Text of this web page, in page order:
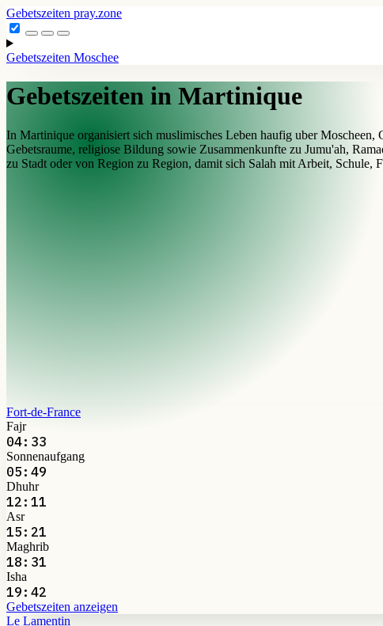
Gebetszeiten pray.zone
Gebetszeiten Moschee
Gebetszeiten in Martinique
In Martinique organisiert sich muslimisches Leben haufig uber
Gebetsraume, religiose Bildung sowie Zusammenkunfte zu Jumu'ah,
zu Stadt oder von Region zu Region, damit sich Salah mit Arbeit, Schule,
Fort-de-France
Fajr
04:33
Sonnenaufgang
05:49
Dhuhr
12:11
Asr
15:21
Maghrib
18:31
Isha
19:42
Gebetszeiten anzeigen
Le Lamentin